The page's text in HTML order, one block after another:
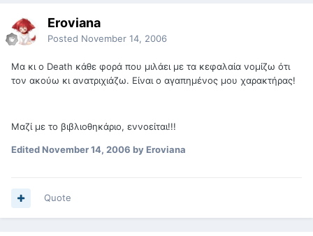
Eroviana
Posted November 14, 2006
Μα κι ο Death κάθε φορά που μιλάει με τα κεφαλαία νομίζω ότι
τον ακούω κι ανατριχιάζω. Είναι ο αγαπημένος μου χαρακτήρας!
Μαζί με το βιβλιοθηκάριο, εννοείται!!!
EditedNovember 14, 2006 by Eroviana
Quote